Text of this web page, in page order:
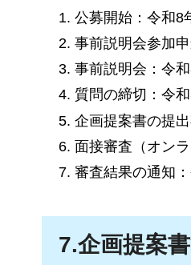
公募開始：令和8
事前説明会参加
事前説明会：令
質問の締切：令
企画提案書の提
面接審査（オン
審査結果の通知
7.企画提案